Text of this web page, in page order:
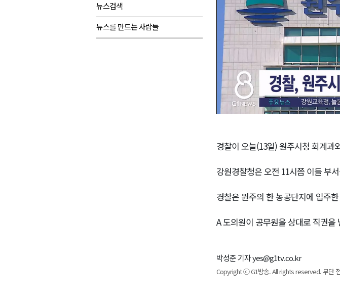
뉴스검색
뉴스를 만드는 사람들
경찰이 오늘(13일) 원주시청 회계과
강원경찰청은 오전 11시쯤 이들 부
경찰은 원주의 한 농공단지에 입주
A 도의원이 공무원을 상대로 직권
박성준 기자 yes@g1tv.co.kr
Copyright ⓒ G1방송. All rights reserved. 무단